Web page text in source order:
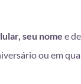
seu nome e
ou em